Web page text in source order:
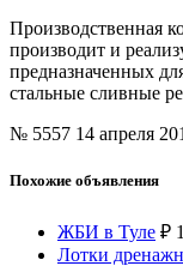
производит и
предназначенных
стальные сливные
№ 5557 14 апреля
Похожие объявления
ЖБИ в Туле ₽
Лотки